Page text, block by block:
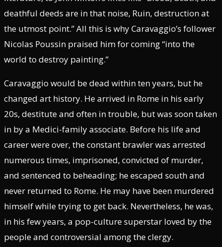
deathful deeds are in that noise, Ruin, destruction at
the utmost point.” All this is why Caravaggio’s follower
Nicolas Poussin praised him for coming “into the
world to destroy painting.”
Caravaggio would be dead within ten years, but he
changed art history. He arrived in Rome in his early
20s, destitute and often in trouble, but was soon taken
in by a Medici-family associate. Before his life and
career were over, the constant brawler was arrested
numerous times, imprisoned, convicted of murder,
and sentenced to beheading; he escaped south and
never returned to Rome. He may have been murdered
himself while trying to get back. Nevertheless, he was,
in his few years, a pop-culture superstar loved by the
people and controversial among the clergy.